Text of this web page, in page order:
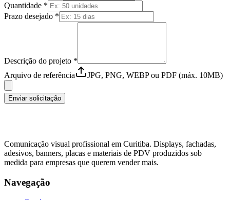
Quantidade *
Prazo desejado *
Descrição do projeto *
Arquivo de referência
JPG, PNG, WEBP ou PDF (máx. 10MB)
Enviar solicitação
Comunicação visual profissional em Curitiba. Displays, fachadas,
adesivos, banners, placas e materiais de PDV produzidos sob
medida para empresas que querem vender mais.
Navegação